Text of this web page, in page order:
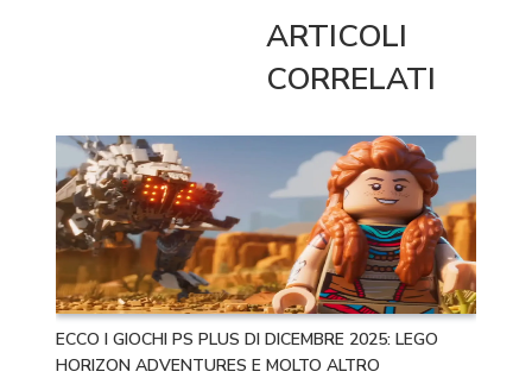
ARTICOLI
CORRELATI
ECCO I GIOCHI PS PLUS DI DICEMBRE 2025: LEGO
HORIZON ADVENTURES E MOLTO ALTRO